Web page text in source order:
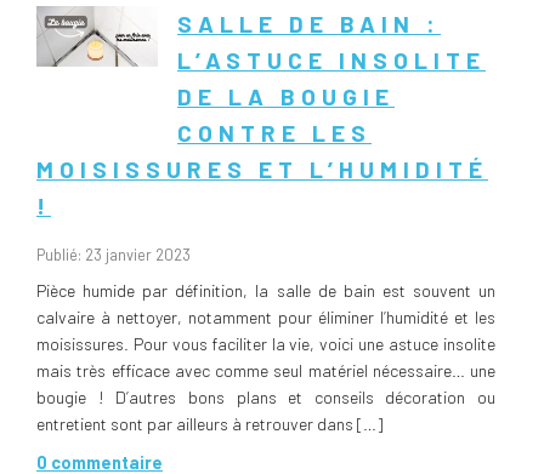
SALLE DE BAIN :
L’ASTUCE INSOLITE
DE LA BOUGIE
CONTRE LES
MOISISSURES ET L’HUMIDITÉ
!
Publié: 23 janvier 2023
Pièce humide par définition, la salle de bain est souvent un
calvaire à nettoyer, notamment pour éliminer l’humidité et les
moisissures. Pour vous faciliter la vie, voici une astuce insolite
mais très efficace avec comme seul matériel nécessaire… une
bougie ! D’autres bons plans et conseils décoration ou
entretient sont par ailleurs à retrouver dans […]
0 commentaire